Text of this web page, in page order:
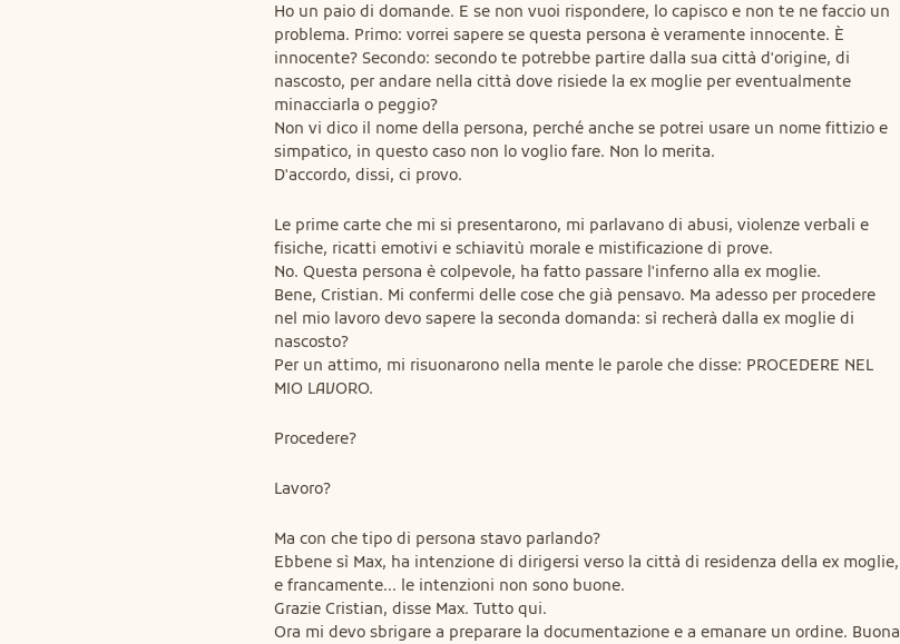
Ho un paio di domande. E se non vuoi rispondere, lo capisco e non te ne faccio un
problema. Primo: vorrei sapere se questa persona è veramente innocente. È
innocente? Secondo: secondo te potrebbe partire dalla sua città d'origine, di
nascosto, per andare nella città dove risiede la ex moglie per eventualmente
minacciarla o peggio?
Non vi dico il nome della persona, perché anche se potrei usare un nome fittizio e
simpatico, in questo caso non lo voglio fare. Non lo merita.
D'accordo, dissi, ci provo.
Le prime carte che mi si presentarono, mi parlavano di abusi, violenze verbali e
fisiche, ricatti emotivi e schiavitù morale e mistificazione di prove.
No. Questa persona è colpevole, ha fatto passare l'inferno alla ex moglie.
Bene, Cristian. Mi confermi delle cose che già pensavo. Ma adesso per procedere
nel mio lavoro devo sapere la seconda domanda: sì recherà dalla ex moglie di
nascosto?
Per un attimo, mi risuonarono nella mente le parole che disse: PROCEDERE NEL
MIO LAVORO.
Procedere?
Lavoro?
Ma con che tipo di persona stavo parlando?
Ebbene sì Max, ha intenzione di dirigersi verso la città di residenza della ex moglie,
e francamente... le intenzioni non sono buone.
Grazie Cristian, disse Max. Tutto qui.
Ora mi devo sbrigare a preparare la documentazione e a emanare un ordine. Buona